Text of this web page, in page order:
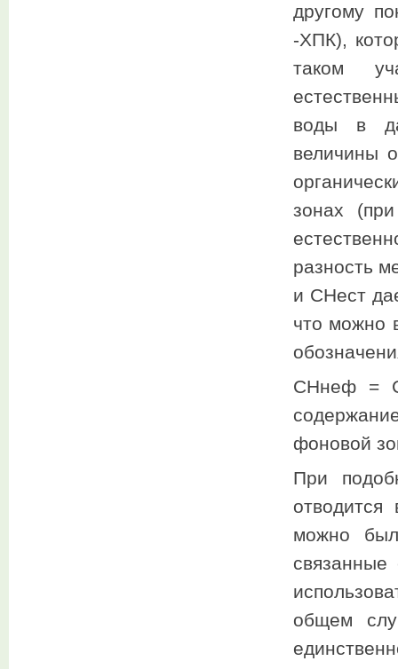
другому
-ХПК),
таком
воды в
величины
зонах
разность
и СНест
что можно
СНнеф =
фоновой
При
можно
общем